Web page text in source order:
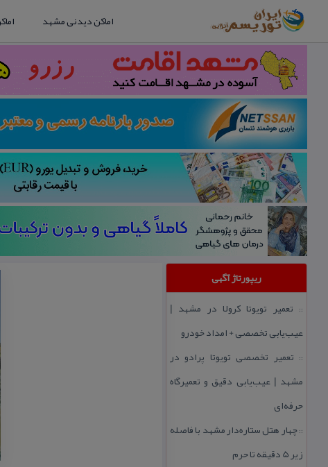
اماکن دیدنی مشهد
ریپورتاژ آگهی
:: تعمیر تویوتا كرولا در مشهد |
عیب‌یابی تخصصی + امداد خودرو
:: تعمیر تخصصی تویوتا پرادو در
مشهد | عیب‌یابی دقیق و تعمیرگاه
حرفه‌ای
::چهار هتل‌ ستاره‌دار مشهد با فاصله
زیر 5 دقیقه تا حرم